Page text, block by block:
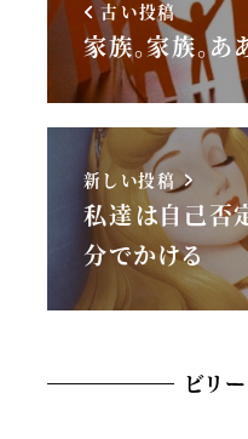
古い投稿
家族。家族。あ
新しい投稿
私達は自己否
分でかける
ビリ